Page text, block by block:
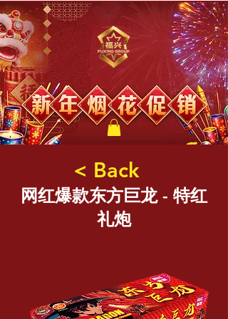
< Back
网红爆款东方巨龙 - 特红
礼炮